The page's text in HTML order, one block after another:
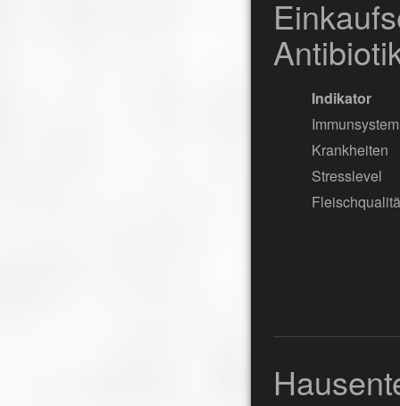
Indikator
Immunsystem
Krankheiten
Stresslevel